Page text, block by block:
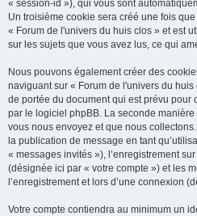
« session-id »), qui vous sont
Un troisième cookie sera créé une fois
« Forum de l'univers du huis clos » et est
sur les sujets que vous avez lus, ce qui
Nous pouvons également créer des
naviguant sur « Forum de l'univers du
de portée du document qui est prévu pour
par le logiciel phpBB. La seconde
vous nous envoyez et que nous
la publication de message en tant
« messages invités »), l’enregistrement
(désignée ici par « votre compte ») et les
l’enregistrement et lors d’une connexion
Votre compte contiendra au minimum un